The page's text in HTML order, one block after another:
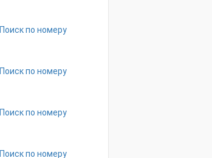
Поиск по номеру
Поиск по номеру
Поиск по номеру
Поиск по номеру